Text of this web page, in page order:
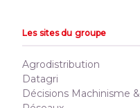
Les sites du groupe
Agrodistribution
Datagri
Décisions Machinisme &